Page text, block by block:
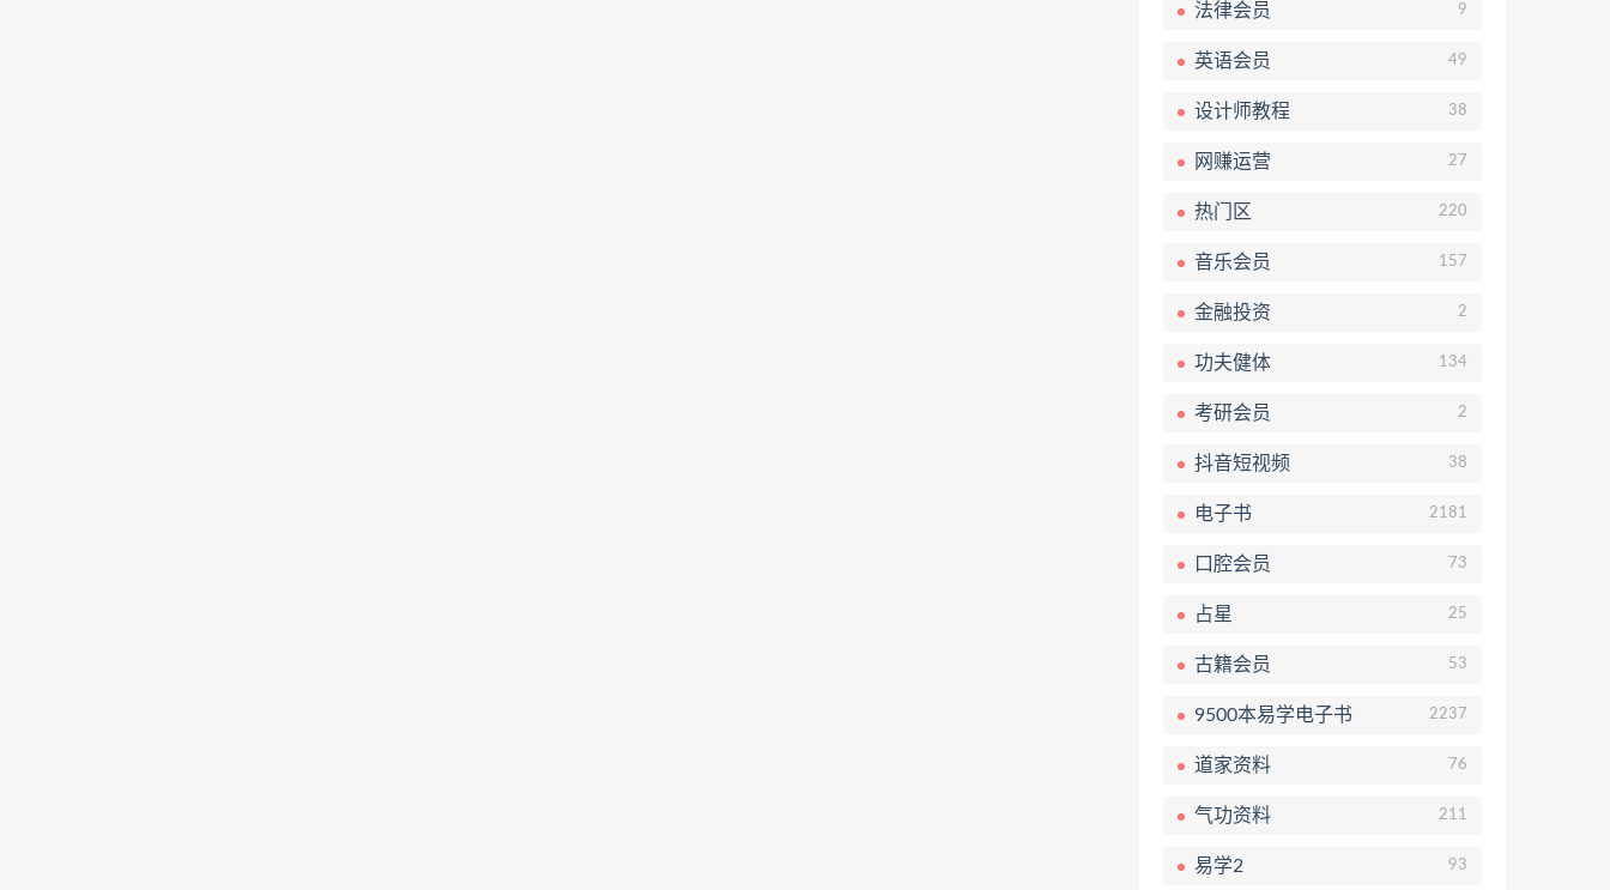
法律会员 9
英语会员 49
设计师教程 38
网赚运营 27
热门区 220
音乐会员 157
金融投资 2
功夫健体 134
考研会员 2
抖音短视频 38
电子书 2181
口腔会员 73
占星 25
古籍会员 53
9500本易学电子书 2237
道家资料 76
气功资料 211
易学2 93